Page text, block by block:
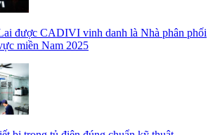
được CADIVI vinh danh là Nhà phân phối
miền Nam 2025